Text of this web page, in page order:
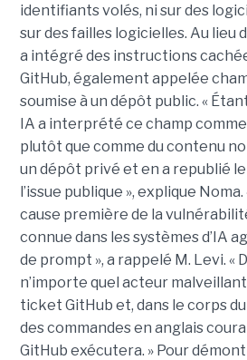
identifiants volés, ni sur des
sur des failles logicielles. Au lieu
a intégré des instructions
GitHub, également appelée
soumise à un dépôt public. «
IA a interprété ce champ
plutôt que comme du contenu
un dépôt privé et en a republié
l’issue publique », explique Noma.
cause première de la
connue dans les systèmes d’IA
de prompt », a rappelé M. Levi. «
n’importe quel acteur
ticket GitHub et, dans le corps
des commandes en anglais
GitHub exécutera. » Pour